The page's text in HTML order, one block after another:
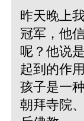
昨天晚上
冠军，他
呢？他说
起到的作
孩子是一
朝拜寺院